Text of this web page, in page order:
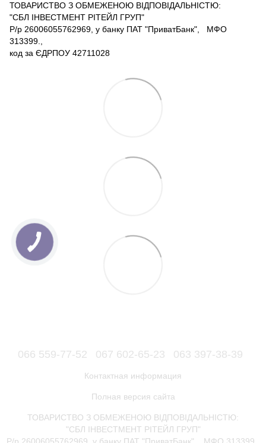
ТОВАРИСТВО З ОБМЕЖЕНОЮ ВІДПОВІДАЛЬНІСТЮ:
"СБЛ ІНВЕСТМЕНТ РІТЕЙЛ ГРУП"
Р/р 26006055762969, у банку ПАТ "ПриватБанк", МФО
313399.,
код за ЄДРПОУ 42711028
066 559-77-52 067 602-65-23 063 397-38-39
Контактная информация
Полная версия сайта
ТОВАРИСТВО З ОБМЕЖЕНОЮ ВІДПОВІДАЛЬНІСТЮ:
"СБЛ ІНВЕСТМЕНТ РІТЕЙЛ ГРУП"